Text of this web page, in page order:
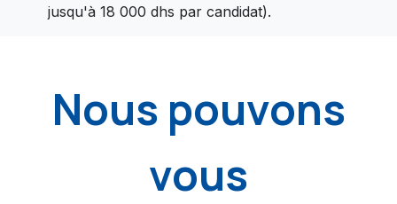
jusqu'à 18 000 dhs par candidat).
Nous pouvons
vous